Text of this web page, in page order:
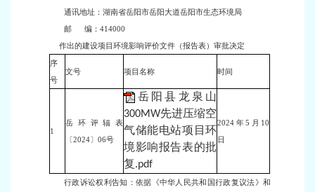
通讯地址：湖南省岳阳市岳阳大道岳阳市生态环境局
邮 编：414000
作出的建设项目环境影响评价文件（报告表）审批决定
序
号
文号 项目名称 时间
1
岳环评辐表
〔2024〕06号
岳阳县龙泉山
300MW先进压缩空
气储能电站项目环
境影响报告表的批
复.pdf
2024 年5 月10
日
行政诉讼权利告知：依据《中华人民共和国行政复议法》和